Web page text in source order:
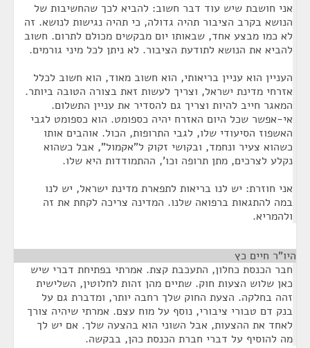
אני חושבת שיש עוד דבר חשוב: להביא לכך שהחשיבות של
הנושא בקרב הציבור תהיה גדולה, כי תהיה נגישות לנושא. זה
לא כמו מבצע אחד, שבאותו יום מבקשים מכולם לתרום. חשוב
להביא את הנושא לתודעת הציבור. לא ניתן לכל מיני גורמים.
העניין הוא עניין בריאותי, הוא חשוב מאוד, הוא חשוב לכלל
אזרחי מדינת ישראל, וצריך לעשות זאת בצורה הטובה ביותר.
המאגר חייב להיות וצריך גם להסדיר את עניין התשלום.
אי-אפשר שכל היום האזרח יהיה כספומט. הוא כספומט לגבי
האשפוז הסיעודי שלו, לגבי התרופות, הכול. אוהבים אותו
כשהוא צעיר ונחמד, ובקושי זקוק ל"אקמול", אבל כשהוא
נקלע לצרכים, מתן תרופה וכו', ההתמודדות היא שלו.
אני חוזרת: יש לנו בריאות לתפארת מדינת ישראל, יש לנו
במה להתגאות ברפואה שלנו. המדינה צריכה לקחת את זה
ולהמריא.
היו"ר חיים כץ
חבר הכנסת כחלון, התעכבת קצת. אמרתי בפתיחת דברי שיש
כאן שלוש הצעות חוק. שתיים מהן זהות לחלוטין, השלישית
זהה בחלקה. הצעת החוק שלך רחבה יותר, ומדברת גם על
בנק דם טבורי ציבורי, נוסף על מוח עצם. אמרתי שיהיה צורך
לאחד את ההצעות, אבל השוני הוא בהצעה שלך. אם יש לך
מה להוסיף על דברי חברת הכנסת כהן, בבקשה.